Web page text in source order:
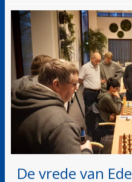
De vrede van Ede